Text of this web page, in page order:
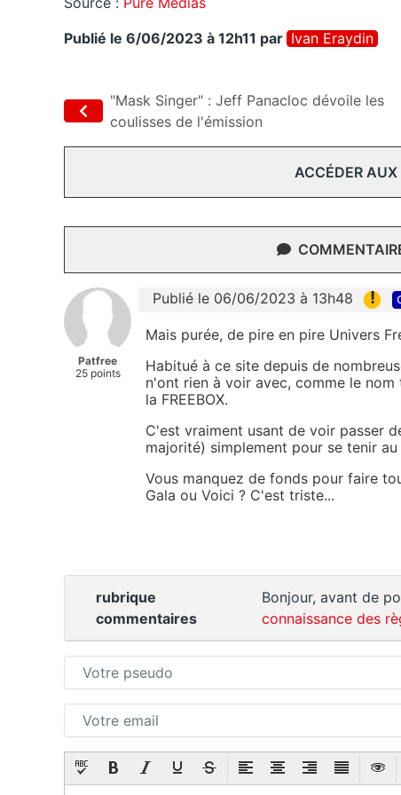
Publié le 6/06/2023 à 12h11 par Ivan Eraydin
"Mask Singer" : Jeff Panacloc dévoile les
coulisses de l'émission
ACCÉDER
Patfree
25 points
Publié le 06/06/2023 à 13h48 !
Mais purée, de pire en pire Univers
Habitué à ce site depuis de
n'ont rien à voir avec, comme le
la FREEBOX.
C'est vraiment usant de voir passer
majorité) simplement pour se tenir au
Vous manquez de fonds pour faire
Gala ou Voici ? C'est triste...
rubrique
commentaires
Bonjour, avant de
connaissance des